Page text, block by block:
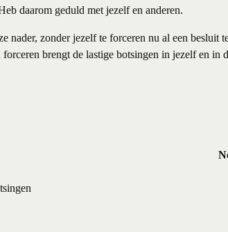
daarom geduld met jezelf en anderen.
nader, zonder jezelf te forceren nu al een besluit
brengt de lastige botsingen in jezelf en in